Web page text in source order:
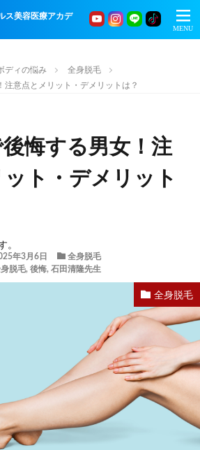
ス美容医療アカデ
ディの悩み
全身脱毛
注意点とメリット・デメリットは？
悔する男女！注
ト・デメリット
。
年3月6日
全身脱毛
脱毛, 後悔, 石田清隆先生
全身脱毛